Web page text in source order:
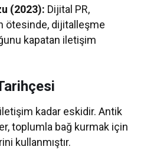
(2023): Dijital PR,
ötesinde, dijitalleşme
kapatan iletişim
kadar eskidir. Antik
toplumla bağ kurmak için
kullanmıştır.